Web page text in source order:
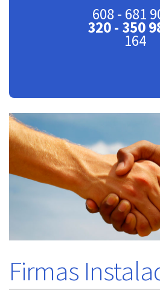
608 - 681
320 - 350
164
Firmas